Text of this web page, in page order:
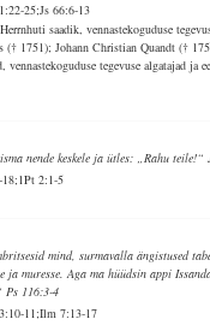
25;Js 66:6-13
saadik, vennastekoguduse
(† 1751); Johann Christian Quandt (†
vennastekoguduse tegevuse algatajad ja
nende keskele ja ütles: „Rahu teile!“
2:1-5
mind, surmavalla ängistused
ja muresse. Aga ma hüüdsin appi
Ps 116:3-4
11;Ilm 7:13-17